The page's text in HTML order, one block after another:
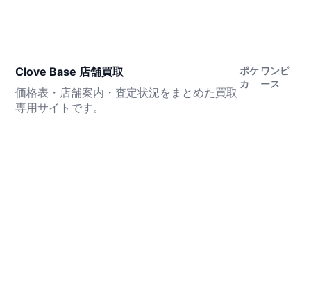
Clove Base 店舗買取
価格表・店舗案内・査定状況をまとめた買取
専用サイトです。
ポケ
カ
ワンピ
ース